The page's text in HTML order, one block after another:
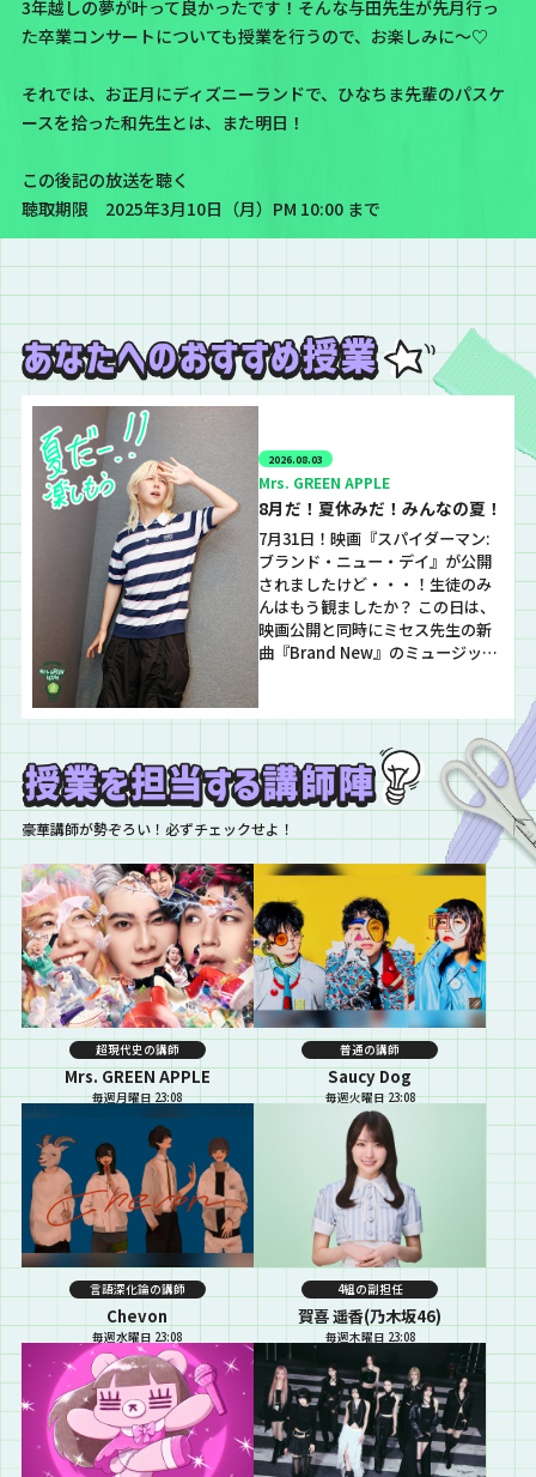
3年越しの夢が叶って良かったです！そんな与田先生が先月行っ
た卒業コンサートについても授業を行うので、お楽しみに〜♡
それでは、お正月にディズニーランドで、ひなちま先輩のパスケ
ースを拾った和先生とは、また明日！
この後記の放送を聴く
聴取期限 2025年3月10日（月）PM 10:00 まで
2026.08.03
Mrs. GREEN APPLE
8月だ！夏休みだ！みんなの夏！
7月31日！映画『スパイダーマン:
ブランド・ニュー・デイ』が公開
されましたけど・・・！生徒のみ
んはもう観ましたか？ この日は、
映画公開と同時にミセス先生の新
曲『Brand New』のミュージック
い！！ 映画の中で聴けるのは新曲
だけだけど、このMVを映画館の巨
大スクリーンで観られたら、、！
と考えるといつか観てみたい気持
ちがある職員です…
豪華講師が勢ぞろい！必ずチェックせよ！
超現代史の講師
Mrs. GREEN APPLE
毎週月曜日 23:08
普通の講師
Saucy Dog
毎週火曜日 23:08
言語深化論の講師
Chevon
毎週水曜日 23:08
4組の副担任
賀喜 遥香(乃木坂46)
毎週木曜日 23:08